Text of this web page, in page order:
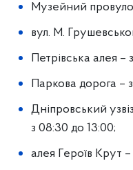
Музейний
вул. М.
Петрівська алея –
Паркова дорога –
Дніпровський
з 08:30 до 13:00;
алея Героїв Крут –